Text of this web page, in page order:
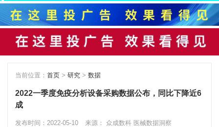
当前位置： 首页 > 研究 > 数据
2022一季度免疫分析设备采购数据公布，同比下降近6
成
发布时间：2022-05-10
来源： 众成数科 医械数据洞察